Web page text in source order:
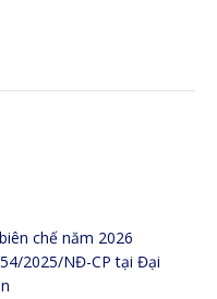
chế năm 2026
2025/NĐ-CP tại Đại